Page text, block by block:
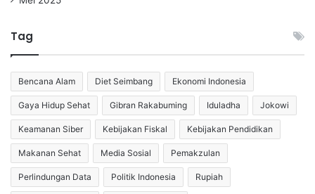
Tag
Bencana Alam Diet Seimbang Ekonomi Indonesia
Gaya Hidup Sehat Gibran Rakabuming Iduladha Jokowi
Keamanan Siber Kebijakan Fiskal Kebijakan Pendidikan
Makanan Sehat Media Sosial Pemakzulan
Perlindungan Data Politik Indonesia Rupiah